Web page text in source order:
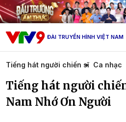
ĐÀI TRUYỀN HÌNH VIỆT NAM
Tiếng hát người chiến sĩ Ca nhạc
Tiếng hát người
Nam Nhớ Ơn Người